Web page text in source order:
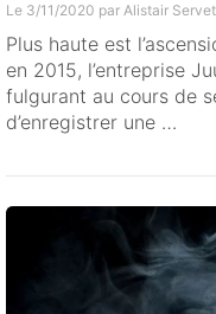
Le 3/11/2020 par Alistair Servet
Plus haute est
en 2015, l’entreprise
fulgurant au cours de
d’enregistrer une …